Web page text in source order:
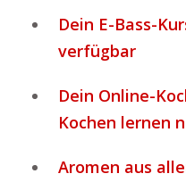
Dein E-Bass-
verfügbar
Dein Online-
Kochen lernen
Aromen aus